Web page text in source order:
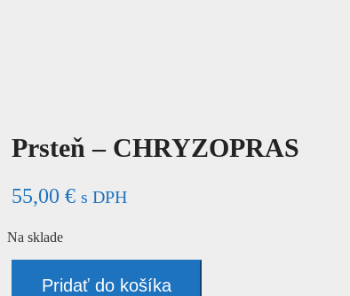
Prsteň – CHRYZOPRAS
55,00 € s DPH
Na sklade
PrsteňPridať do košíka